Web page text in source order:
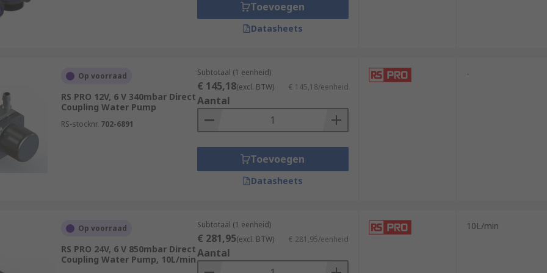
foul water
areas, submersible pumps usually have the option of a float switch
and trenches
range of industries. Some of the most common are;
Toevoegen
Datasheets
Op voorraad
RS PRO 12V, 6 V 340mbar Direct
Coupling Water Pump
RS-stocknr. 702-6891
Subtotaal (1 eenheid)
€ 145,18(excl. BTW) € 145,18/eenheid
Aantal
Toevoegen
Datasheets
-
Op voorraad
RS PRO 24V, 6 V 850mbar Direct
Coupling Water Pump, 10L/min
Subtotaal (1 eenheid)
€ 281,95(excl. BTW) € 281,95/eenheid
Aantal
10L/min